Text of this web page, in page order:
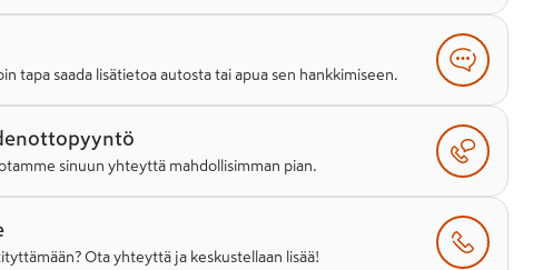
tapa saada lisätietoa autosta tai apua sen hankkimiseen.
sinuun yhteyttä mahdollisimman pian.
Ota yhteyttä ja keskustellaan lisää!